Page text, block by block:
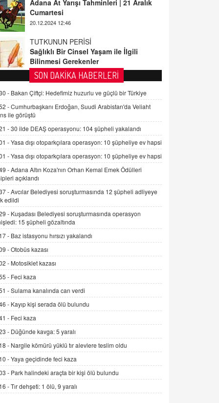
20.12.2024 12:46
TUTKUNUN PERİSİ
Bilinmesi Gerekenler
08.11.2024 13:16
FARUK ÖNALAN
Tezkere Onaylanmasaydı…
2 Kasım 2021 Salı 00:11
AV. DOĞAN CAN DOĞAN
Kişisel verilerin korunması ve dijital
hukukun gelişimi
15.09.2025 16:17
SEHER EREK
Kış Ayları Geldi, Hangi Önlemler
Alınmalı?
İNCİ GÜL AKÖL
Trump Keşke Adana'yı da Ziyaret Etse...
06.07.2026 13:00
ADEM AKÖL
Esed Destekçilerinin Yüzüne Vurulan
Şamar: Sednaya
11.12.2024 12:30
DR. EKREM ASLAN
Gerçek Ne, Algı Ne? "Beraber
Yürüyoruz" Cümlesinin Peşinden
19.07.2025 12:45
GÖNÜL MENEKŞE
Şifacının Yolu
04.11.2025 12:56
SON DAKİKA HABERLERİ
- Bakan Çiftçi: Hedefimiz huzurlu ve güçlü bir Türkiye
-Cumhurbaşkanı Erdoğan, Suudi Arabistan'da Veliaht
ile görüştü
-30 ilde DEAŞ operasyonu: 104 şüpheli yakalandı
-Yasa dışı otoparkçılara operasyon: 10 şüpheliye ev hapsi
-Yasa dışı otoparkçılara operasyon: 10 şüpheliye ev hapsi
-Adana Altın Koza'nın Orhan Kemal Emek Ödülleri
açıklandı
-Avcılar Belediyesi soruşturmasında 12 şüpheli adliyeye
edildi
- Kuşadası Belediyesi soruşturmasında operasyon
15 şüpheli gözaltında
- Baz istasyonu hırsızı yakalandı
-Otobüs kazası
- Motosiklet kazası
- Feci kaza
-Sulama kanalında can verdi
- Kayıp kişi serada ölü bulundu
- Feci kaza
- Düğünde kavga: 5 yaralı
- Nargile kömürü yüklü tır alevlere teslim oldu
-Yaya geçidinde feci kaza
- Park halindeki araçta bir kişi ölü bulundu
-Tır dehşeti: 1 ölü, 9 yaralı